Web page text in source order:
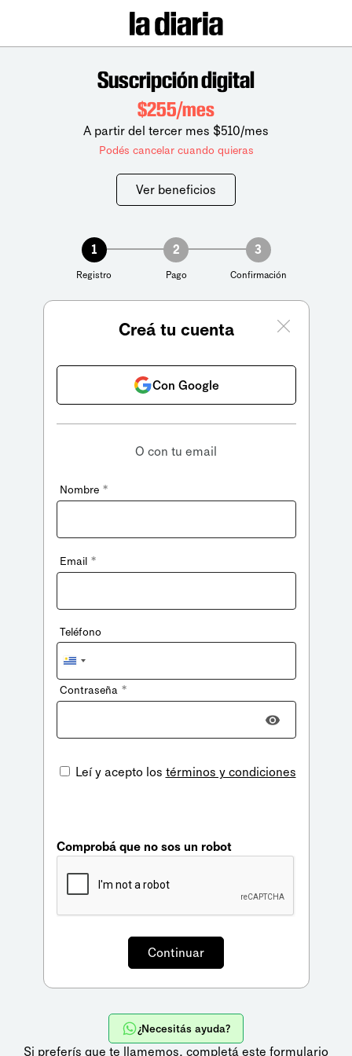
Suscripción digital
$255/mes
A partir del tercer mes $510/mes
Podés cancelar cuando quieras
Ver beneficios
1
Registro
2
Pago
3
Confirmación
Creá tu cuenta
Con Google
O con tu email
Nombre *
Email *
Teléfono
Uruguay
+598
Contraseña *
Leí y acepto los términos y condiciones
Comprobá que no sos un robot
¿Necesitás ayuda?
Si preferís que te llamemos, completá este formulario